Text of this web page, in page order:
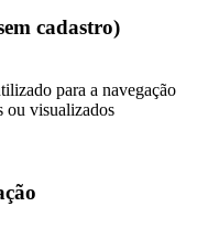
cadastro)
para a navegação
ou visualizados